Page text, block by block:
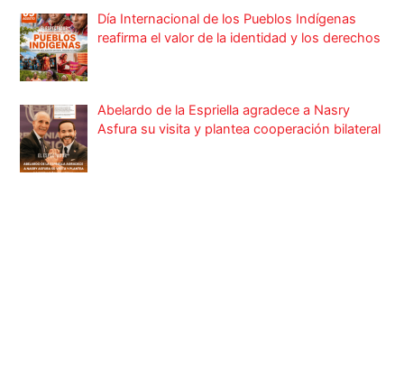
Día Internacional de los Pueblos Indígenas
reafirma el valor de la identidad y los derechos
Abelardo de la Espriella agradece a Nasry
Asfura su visita y plantea cooperación bilateral